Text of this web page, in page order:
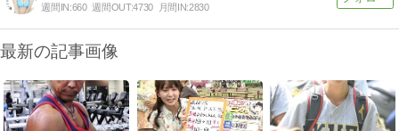
週間IN:660 週間OUT:4730 月間IN:2830
最新の記事画像